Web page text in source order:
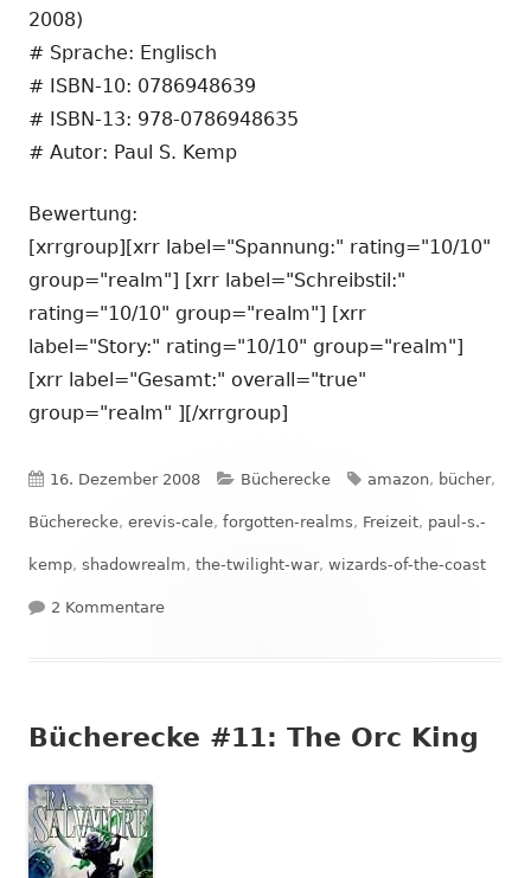
2008)
# Sprache: Englisch
# ISBN-10: 0786948639
# ISBN-13: 978-0786948635
# Autor: Paul S. Kemp
Bewertung:
[xrrgroup][xrr label="Spannung:" rating="10/10"
group="realm"] [xrr label="Schreibstil:"
rating="10/10" group="realm"] [xrr
label="Story:" rating="10/10" group="realm"]
[xrr label="Gesamt:" overall="true"
group="realm" ][/xrrgroup]
Veröffentlicht
am
16. Dezember 2008 Kategorien
Bücherecke Schlagwörter
amazon, bücher,
Bücherecke, erevis-cale, forgotten-realms, Freizeit, paul-s.-
kemp, shadowrealm, the-twilight-war, wizards-of-the-coast
2 Kommentarezu Bücherecke #12: Shadowrealm
Bücherecke #11: The Orc King